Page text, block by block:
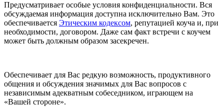
Предусматривает особые условия конфиденциальности. Вся
обсуждаемая информация доступна исключительно Вам. Это
обеспечивается Этическим кодексом, репутацией коуча и, при
необходимости, договором. Даже сам факт встречи с коучем
может быть должным образом засекречен.
Обеспечивает для Вас редкую возможность, продуктивного
общения и обсуждения значимых для Вас вопросов с
независимым адекватным собеседником, играющем на
«Вашей стороне».